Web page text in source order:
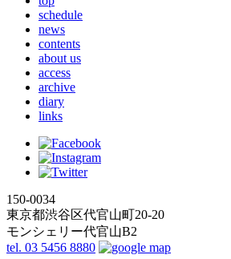
schedule
news
contents
about us
access
archive
diary
links
150-0034
東京都渋谷区代官山町20-20
モンシェリー代官山B2
tel. 03 5456 8880